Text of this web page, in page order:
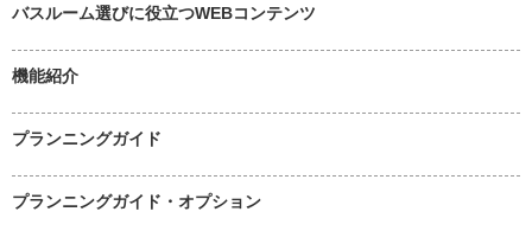
バスルーム選びに役立つWEBコンテンツ
機能紹介
プランニングガイド
プランニングガイド・オプション